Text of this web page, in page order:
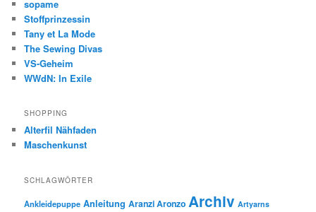
sopame
Stoffprinzessin
Tany et La Mode
The Sewing Divas
VS-Geheim
WWdN: In Exile
SHOPPING
Alterfil Nähfaden
Maschenkunst
SCHLAGWÖRTER
Ankleidepuppe Anleitung Aranzi Aronzo Archiv Artyarns